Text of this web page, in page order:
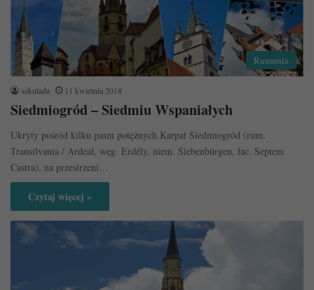
Rumunia
sekulada 11 kwietnia 2018
Siedmiogród – Siedmiu Wspaniałych
Ukryty pośród kilku pasm potężnych Karpat Siedmiogród (rum.
Transilvania / Ardeal, węg. Erdély, niem. Siebenbürgen, łac. Septem
Castra), na przestrzeni…
Czytaj więcej »